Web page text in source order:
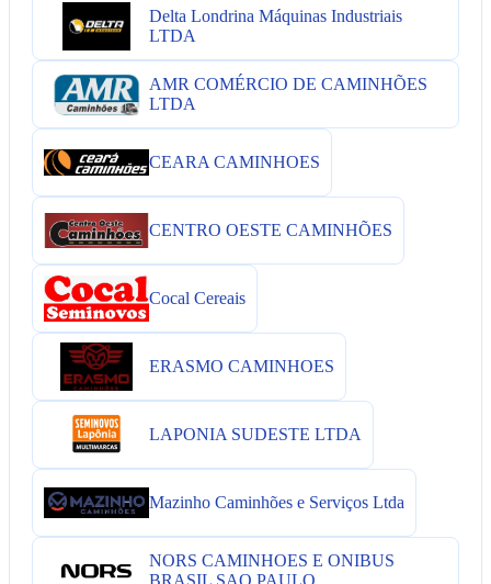
Delta Londrina Máquinas Industriais
LTDA
AMR COMÉRCIO DE CAMINHÕES
LTDA
CEARA CAMINHOES
CENTRO OESTE CAMINHÕES
Cocal Cereais
ERASMO CAMINHOES
LAPONIA SUDESTE LTDA
Mazinho Caminhões e Serviços Ltda
NORS CAMINHOES E ONIBUS